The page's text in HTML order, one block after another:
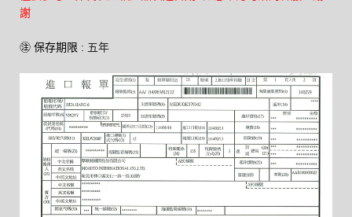
謝
㊟ 保存期限 : 五年